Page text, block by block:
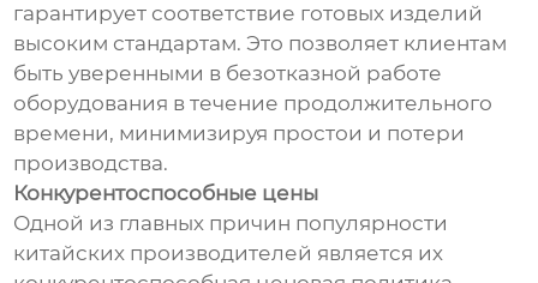
гарантирует соответствие готовых изделий
высоким стандартам. Это позволяет клиентам
быть уверенными в безотказной работе
оборудования в течение продолжительного
времени, минимизируя простои и потери
производства.
Конкурентоспособные цены
Одной из главных причин популярности
китайских производителей является их